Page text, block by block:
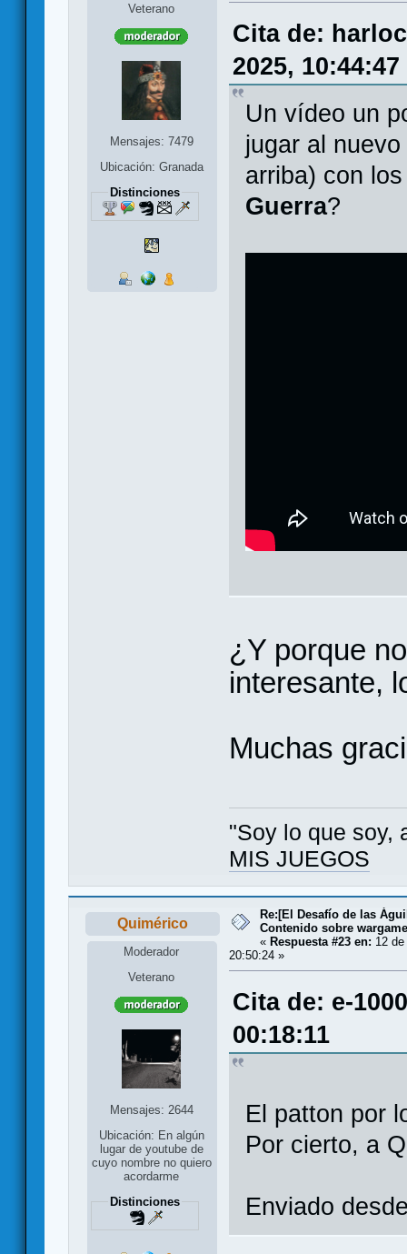
Veterano
Mensajes: 7479
Ubicación: Granada
Distinciones
Cita de:
2025, 10:44:47
Un vídeo un
jugar al
arriba) con
Guerra?
¿Y porque
interesante,
Muchas
"Soy lo que soy,
MIS JUEGOS
Quimérico
Moderador
Veterano
Mensajes: 2644
Ubicación: En algún
lugar de youtube de
cuyo nombre no quiero
acordarme
Distinciones
Re:[El Desafío de las
Contenido sobre
« Respuesta #23 en: 12
20:50:24 »
Cita de: e-
00:18:11
El patton por
Por cierto, a
Enviado